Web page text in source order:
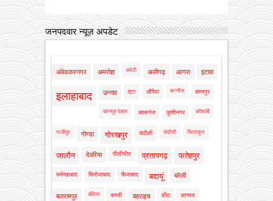
जनपदवार न्यूज़ अपडेट
अंबेडकरनगर अमरोहा अमेठी अलीगढ़ आगरा इटावा
इलाहाबाद उन्नाव एटा औरैया कन्नौज कानपुर
कानपुर देहात कासगंज कुशीनगर कौशांबी
गाजीपुर गोण्डा गोरखपुर चंदौली चंदौसी चित्रकूट
जालौन देवरिया पीलीभीत प्रतापगढ़ फतेहपुर
फर्रुखाबाद फिरोजाबाद फैजाबाद बदायूं बरेली
बलरामपुर बलिया बस्ती बहराइच बाँदा बागपत